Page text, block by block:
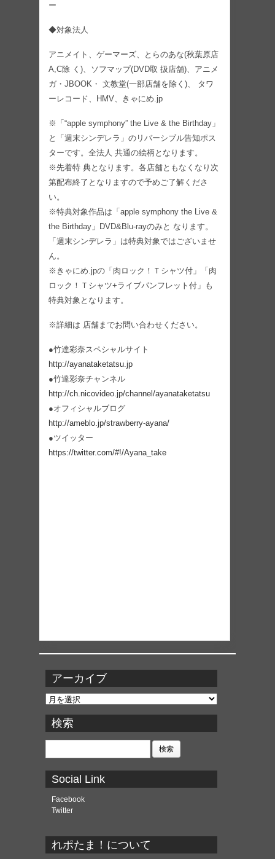
ー
◆対象法人
アニメイト、ゲーマーズ、とらのあな(秋葉原店
A,C除 く)、ソフマップ(DVD取 扱店舗)、アニメ
ガ・JBOOK・ 文教堂(一部店舗を除く)、 タワ
ーレコード、HMV、きゃにめ.jp
※「“apple symphony” the Live & the Birthday」
と「週末シンデレラ」のリバーシブル告知ポス
ターです。全法人 共通の絵柄となります。
※先着特 典となります。各店舗ともなくなり次
第配布終了となりますので予めご了解くださ
い。
※特典対象作品は「apple symphony the Live &
the Birthday」DVD&Blu-rayのみと なります。
「週末シンデレラ」は特典対象ではございませ
ん。
※きゃにめ.jpの「肉ロック！Ｔシャツ付」「肉
ロック！Ｔシャツ+ライブパンフレット付」も
特典対象となります。
※詳細は 店舗までお問い合わせください。
●竹達彩奈スペシャルサイト
http://ayanataketatsu.jp
●竹達彩奈チャンネル
http://ch.nicovideo.jp/channel/ayanataketatsu
●オフィシャルブログ
http://ameblo.jp/strawberry-ayana/
●ツイッター
https://twitter.com/#!/Ayana_take
アーカイブ
ア
カ
イ
ブ
検索
検
Social Link
Facebook
Twitter
れポたま！について